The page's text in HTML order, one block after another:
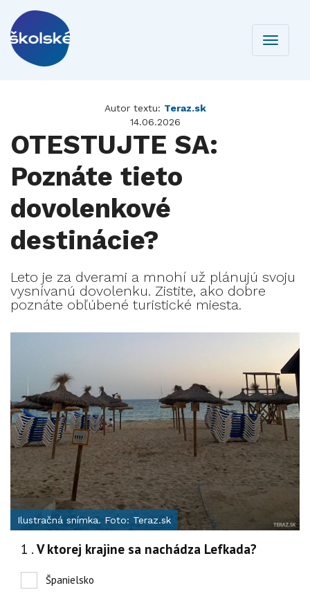
Toggle
Autor textu: Teraz.sk
14.06.2026
OTESTUJTE SA:
Poznáte tieto
dovolenkové
destinácie?
Leto je za dverami a mnohí už plánujú svoju
vysnívanú dovolenku. Zistite, ako dobre
poznáte obľúbené turistické miesta.
Ilustračná snímka. Foto: Teraz.sk